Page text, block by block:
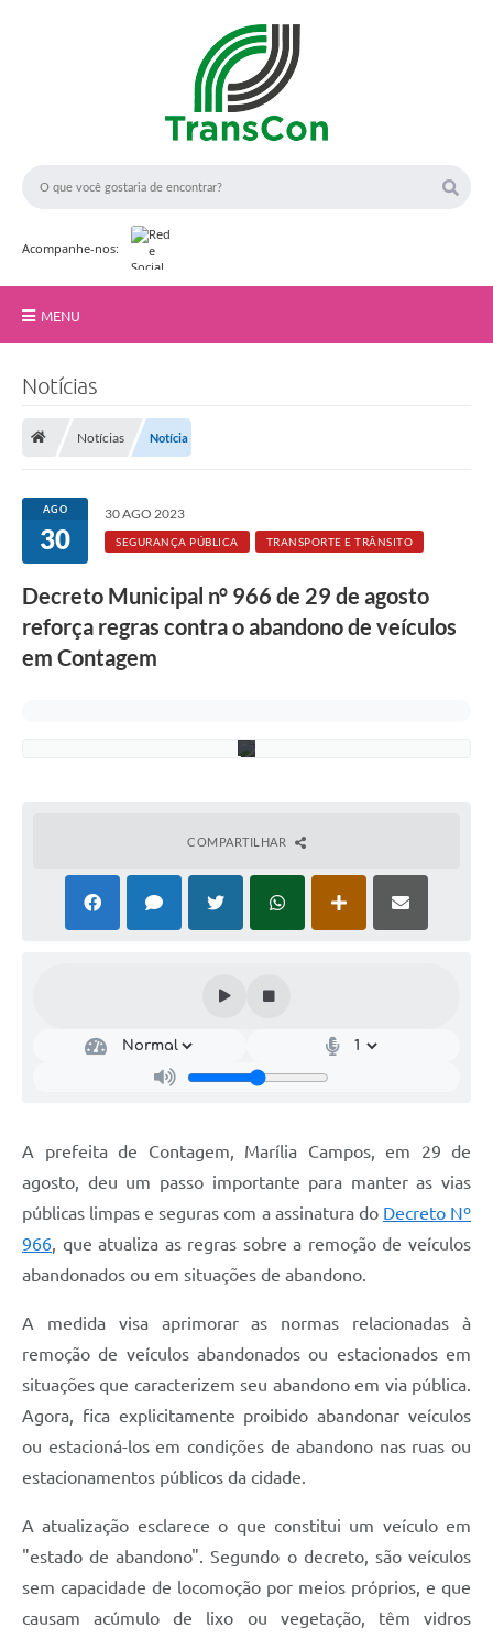
Acompanhe-nos:
MENU
Rotativo
Atendimento
Transparência
Prefeitura
Notícias
Notícias Notícia
AGO
30
30 AGO 2023
SEGURANÇA PÚBLICA TRANSPORTE E TRÂNSITO
Decreto Municipal n° 966 de 29 de agosto
reforça regras contra o abandono de veículos
em Contagem
u
i
o
T
r
COMPARTILHAR
A prefeita de Contagem, Marília Campos, em 29 de
agosto, deu um passo importante para manter as vias
públicas limpas e seguras com a assinatura do Decreto Nº
966, que atualiza as regras sobre a remoção de veículos
abandonados ou em situações de abandono.
A medida visa aprimorar as normas relacionadas à
remoção de veículos abandonados ou estacionados em
situações que caracterizem seu abandono em via pública.
Agora, fica explicitamente proibido abandonar veículos
ou estacioná-los em condições de abandono nas ruas ou
estacionamentos públicos da cidade.
A atualização esclarece o que constitui um veículo em
"estado de abandono". Segundo o decreto, são veículos
sem capacidade de locomoção por meios próprios, e que
causam acúmulo de lixo ou vegetação, têm vidros